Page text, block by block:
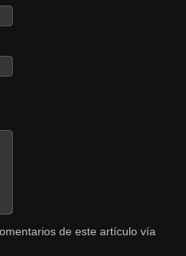
de este artículo vía